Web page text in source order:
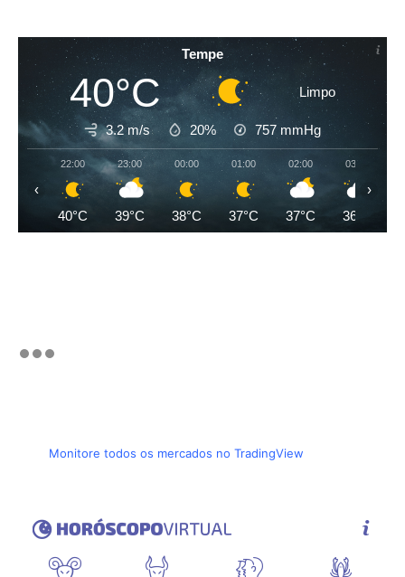
Tempe
40°C Limpo
3.2 m/s 20% 757 mmHg
22:00
40°C
23:00
39°C
00:00
38°C
01:00
37°C
02:00
37°C
03:00
36°C
‹ ›
Monitore todos os mercados no TradingView